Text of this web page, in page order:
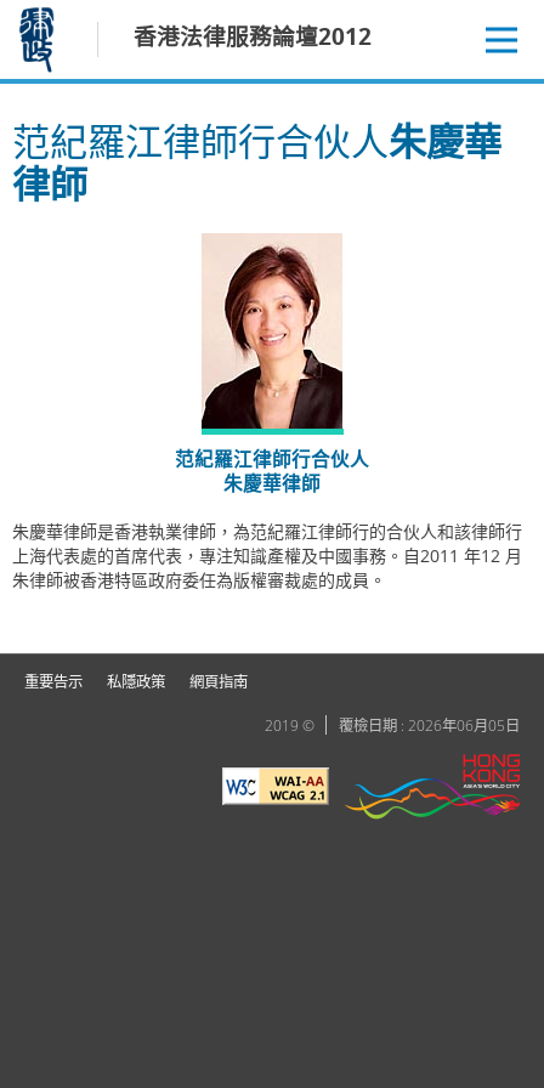
容
香港法律服務論壇2012
范紀羅江律師行合伙人朱慶華
律師
范紀羅江律師行合伙人
朱慶華律師
朱慶華律師是香港執業律師，為范紀羅江律師行的合伙人和該律師行
上海代表處的首席代表，專注知識產權及中國事務。自2011 年12 月
朱律師被香港特區政府委任為版權審裁處的成員。
重要告示 私隱政策 網頁指南
2019 © 覆檢日期 : 2026年06月05日